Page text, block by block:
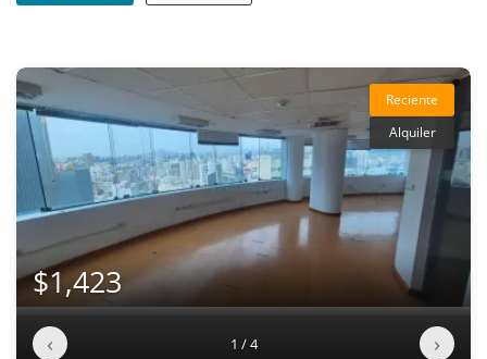
Reciente
Alquiler
$1,423
‹ 1 / 4 ›